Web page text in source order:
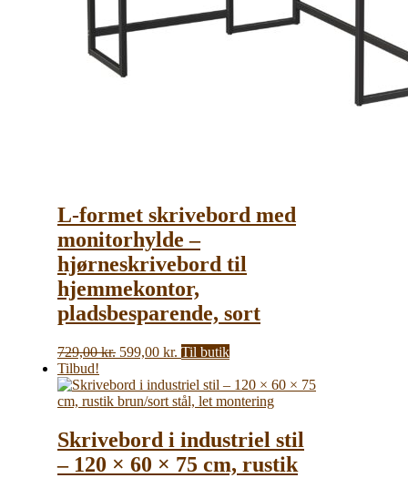
L-formet skrivebord med
monitorhylde –
hjørneskrivebord til
hjemmekontor,
pladsbesparende, sort
729,00kr. Den
pris
var:
599,00 kr. Den
pris
er:
Til butik
Tilbud!
Skrivebord i industriel stil
– 120 × 60 × 75 cm, rustik